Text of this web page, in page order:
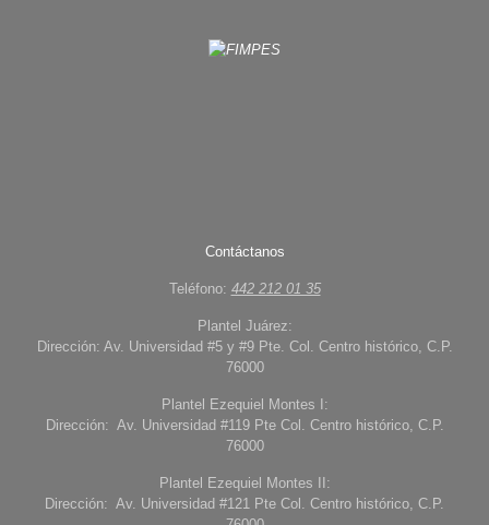
Contáctanos
Teléfono: 442 212 01 35
Plantel Juárez:
Dirección: Av. Universidad #5 y #9 Pte. Col. Centro histórico, C.P.
76000
Plantel Ezequiel Montes I:
Dirección: Av. Universidad #119 Pte Col. Centro histórico, C.P.
76000
Plantel Ezequiel Montes II:
Dirección: Av. Universidad #121 Pte Col. Centro histórico, C.P.